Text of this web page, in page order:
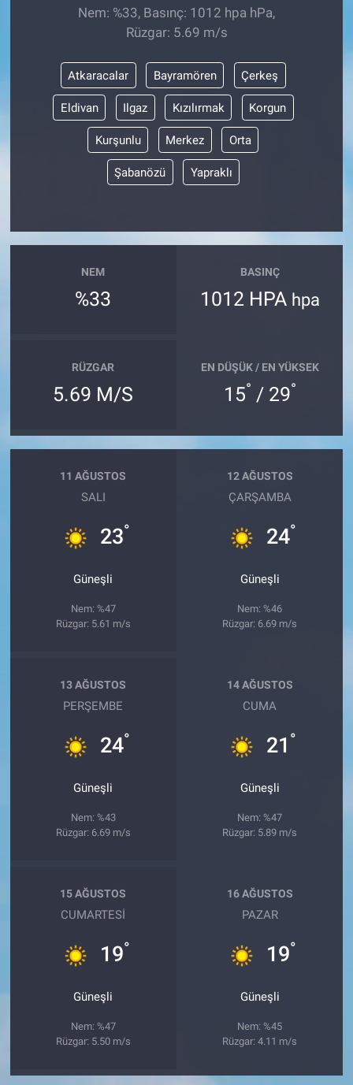
Nem: %33, Basınç: 1012 hpa hPa,
Rüzgar: 5.69 m/s
Atkaracalar Bayramören Çerkeş
Eldivan Ilgaz Kızılırmak Korgun
Kurşunlu Merkez Orta
Şabanözü Yapraklı
NEM
%33
BASINÇ
1012 HPA hpa
RÜZGAR
5.69 M/S
EN DÜŞÜK / EN YÜKSEK
15° / 29°
11 AĞUSTOS
SALI
23°
Güneşli
Nem: %47
Rüzgar: 5.61 m/s
12 AĞUSTOS
ÇARŞAMBA
24°
Güneşli
Nem: %46
Rüzgar: 6.69 m/s
13 AĞUSTOS
PERŞEMBE
24°
Güneşli
Nem: %43
Rüzgar: 6.69 m/s
14 AĞUSTOS
CUMA
21 °
Güneşli
Nem: %47
Rüzgar: 5.89 m/s
15 AĞUSTOS
CUMARTESI
19°
Güneşli
Nem: %47
Rüzgar: 5.50 m/s
16 AĞUSTOS
PAZAR
19°
Güneşli
Nem: %45
Rüzgar: 4.11 m/s